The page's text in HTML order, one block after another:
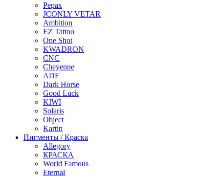
Pepax
JCONLY VETAR
Ambition
EZ Tattoo
One Shot
KWADRON
CNC
Cheyenne
ADF
Dark Horse
Good Luck
KIWI
Solaris
Object
Kartin
Пигменты / Краска
Allegory
КРАСКА
World Famous
Eternal